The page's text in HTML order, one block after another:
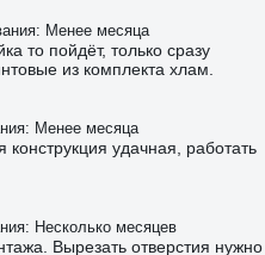
Менее месяца
то пойдёт, только сразу
из комплекта хлам.
Менее месяца
конструкция удачная, работать
Несколько месяцев
Вырезать отверстия нужно